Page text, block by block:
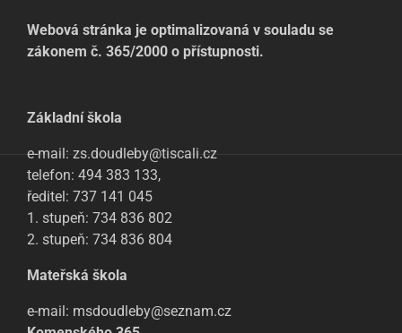
Webová stránka je optimalizovaná v souladu se
zákonem č. 365/2000 o přístupnosti.
Základní škola
e-mail: zs.doudleby@tiscali.cz
telefon: 494 383 133,
ředitel: 737 141 045
1. stupeň: 734 836 802
2. stupeň: 734 836 804
Mateřská škola
e-mail: msdoudleby@seznam.cz